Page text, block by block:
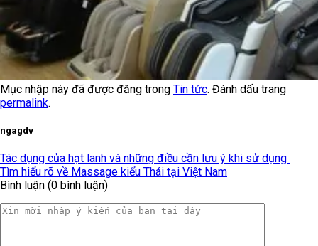
Mục nhập này đã được đăng trong Tin tức. Đánh dấu trang
permalink.
ngagdv
Tác dụng của hạt lanh và những điều cần lưu ý khi sử dụng
Tìm hiểu rõ về Massage kiểu Thái tại Việt Nam
Bình luận (0 bình luận)